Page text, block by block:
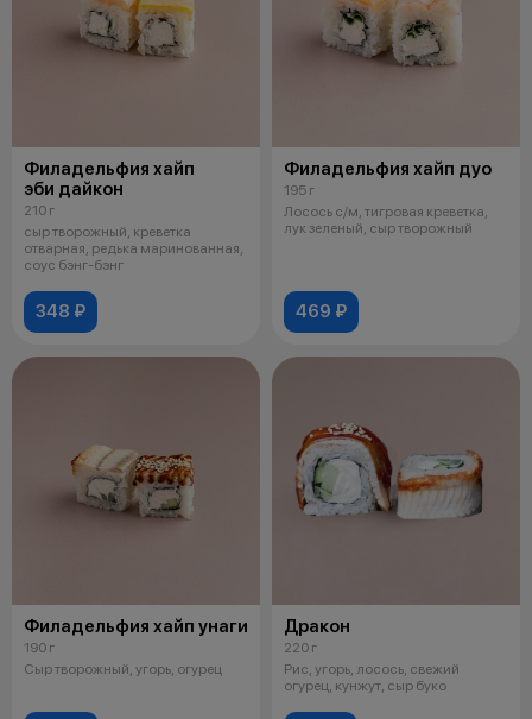
Филадельфия хайп
эби дайкон
210 г
сыр творожный, креветка
отварная, редька маринованная,
соус бэнг-бэнг
348 ₽
Филадельфия хайп дуо
195 г
Лосось с/м, тигровая креветка,
лук зеленый, сыр творожный
469 ₽
Филадельфия хайп унаги
190 г
Сыр творожный, угорь, огурец
Дракон
220 г
Рис, угорь, лосось, свежий
огурец, кунжут, сыр буко